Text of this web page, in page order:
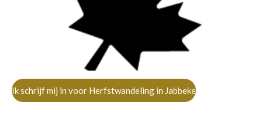
Ik schrijf mij in voor Herfstwandeling in Jabbeke